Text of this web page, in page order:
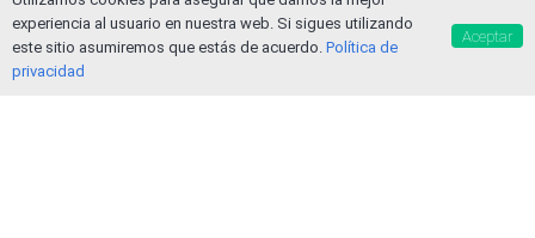
experiencia al usuario en nuestra web. Si sigues utilizando
este sitio asumiremos que estás de acuerdo. Política de
privacidad
Aceptar